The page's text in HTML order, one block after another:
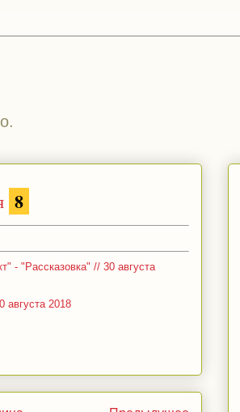
8
- "Рассказовка" // 30 августа
августа 2018